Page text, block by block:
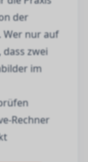
der
Wer nur auf
zwei
im
Rechner